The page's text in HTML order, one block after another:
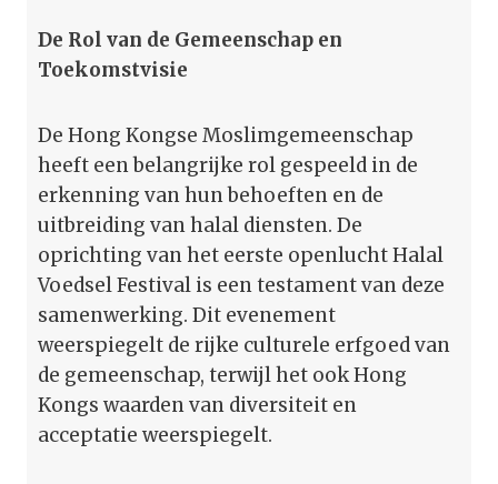
De Rol van de Gemeenschap en
Toekomstvisie
De Hong Kongse Moslimgemeenschap
heeft een belangrijke rol gespeeld in de
erkenning van hun behoeften en de
uitbreiding van halal diensten. De
oprichting van het eerste openlucht Halal
Voedsel Festival is een testament van deze
samenwerking. Dit evenement
weerspiegelt de rijke culturele erfgoed van
de gemeenschap, terwijl het ook Hong
Kongs waarden van diversiteit en
acceptatie weerspiegelt.